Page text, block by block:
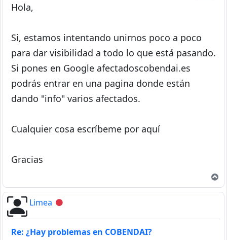
Hola,
Si, estamos intentando unirnos poco a poco
para dar visibilidad a todo lo que está pasando.
Si pones en Google afectadoscobendai.es
podrás entrar en una pagina donde están
dando "info" varios afectados.
Cualquier cosa escríbeme por aquí
Gracias
Limea Desconectado
Re: ¿Hay problemas en COBENDAI?